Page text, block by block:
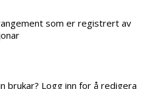
som er registrert av
brukar? Logg inn for å redigera